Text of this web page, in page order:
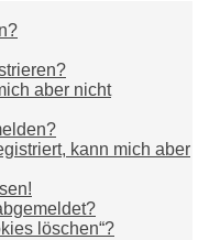
aber nicht
kann mich aber
löschen“?